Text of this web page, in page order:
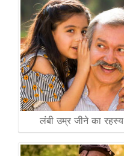
लंबी उम्र जीने का